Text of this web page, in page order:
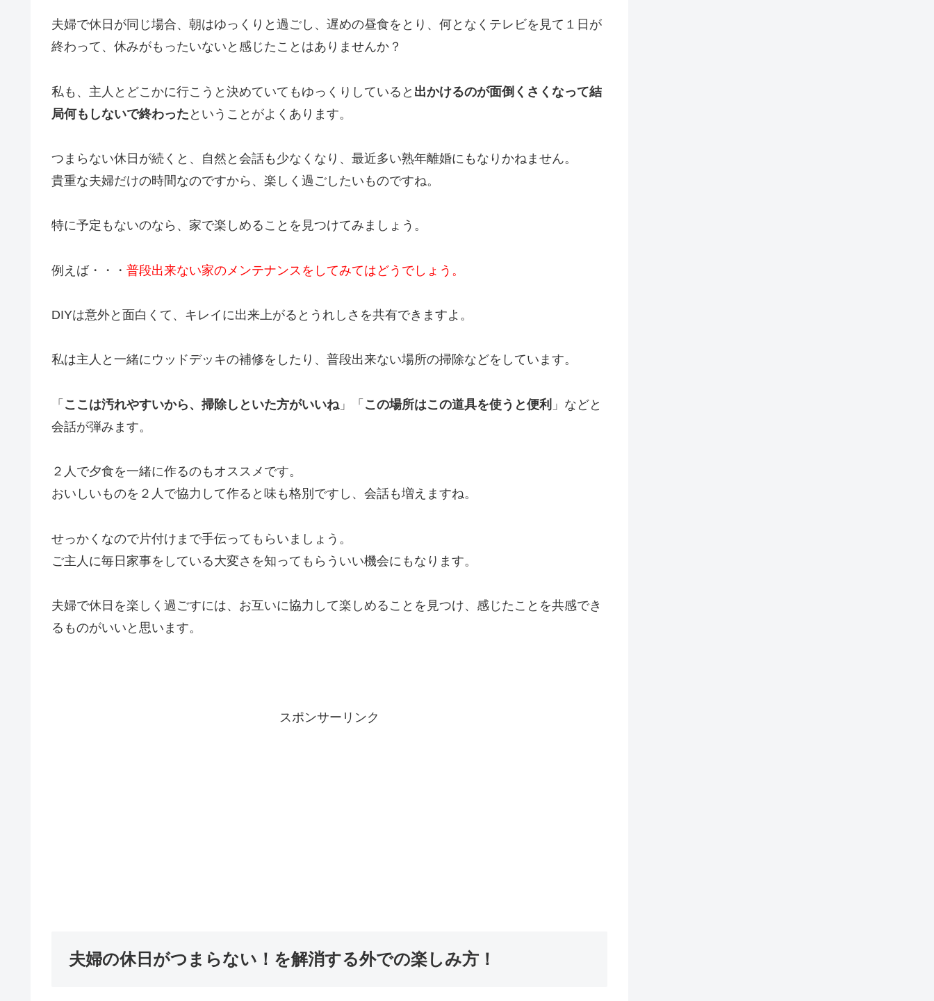
夫婦で休日が同じ場合、朝はゆっくりと過ごし、遅めの昼食をとり、何となくテレビを見て１日が
終わって、休みがもったいないと感じたことはありませんか？
私も、主人とどこかに行こうと決めていてもゆっくりしていると 出かけるのが面倒くさくなって結
局何もしないで終わった ということがよくあります。
つまらない休日が続くと、自然と会話も少なくなり、最近多い熟年離婚にもなりかねません。
貴重な夫婦だけの時間なのですから、楽しく過ごしたいものですね。
特に予定もないのなら、家で楽しめることを見つけてみましょう。
例えば・・・ 普段出来ない家のメンテナンスをしてみてはどうでしょう。
DIYは意外と面白くて、キレイに出来上がるとうれしさを共有できますよ。
私は主人と一緒にウッドデッキの補修をしたり、普段出来ない場所の掃除などをしています。
「 ここは汚れやすいから、掃除しといた方がいいね 」「 この場所はこの道具を使うと便利 」などと
会話が弾みます。
２人で夕食を一緒に作るのもオススメです。
おいしいものを２人で協力して作ると味も格別ですし、会話も増えますね。
せっかくなので片付けまで手伝ってもらいましょう。
ご主人に毎日家事をしている大変さを知ってもらういい機会にもなります。
夫婦で休日を楽しく過ごすには、お互いに協力して楽しめることを見つけ、感じたことを共感でき
るものがいいと思います。
スポンサーリンク
夫婦の休日がつまらない！を解消する外での楽しみ方！